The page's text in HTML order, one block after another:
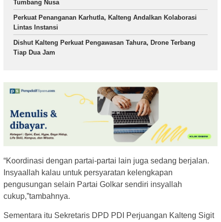
Tumbang Nusa
Perkuat Penanganan Karhutla, Kalteng Andalkan Kolaborasi
Lintas Instansi
Dishut Kalteng Perkuat Pengawasan Tahura, Drone Terbang
Tiap Dua Jam
“Koordinasi dengan partai-partai lain juga sedang berjalan.
Insyaallah kalau untuk persyaratan kelengkapan
pengusungan selain Partai Golkar sendiri insyallah
cukup,”tambahnya.
Sementara itu Sekretaris DPD PDI Perjuangan Kalteng Sigit